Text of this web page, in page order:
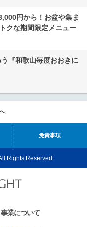
円から！お盆や集ま
クな期間限定メニュー
『和歌山毎度おおきに
免責事項
Rights Reserved.
業について